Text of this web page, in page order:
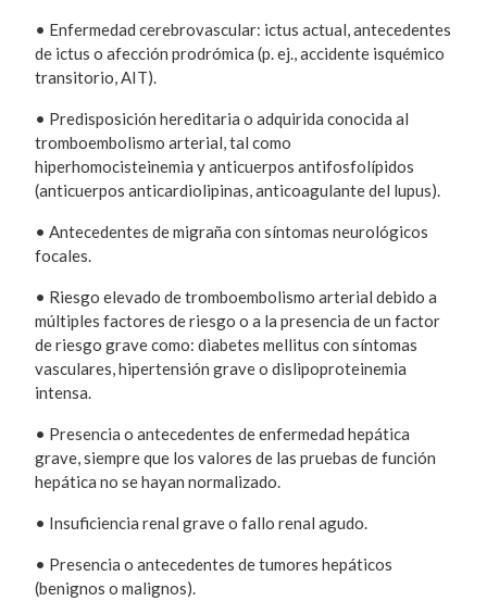
• Enfermedad cerebrovascular: ictus actual, antecedentes
de ictus o afección prodrómica (p. ej., accidente isquémico
transitorio, AIT).
• Predisposición hereditaria o adquirida conocida al
tromboembolismo arterial, tal como
hiperhomocisteinemia y anticuerpos antifosfolípidos
(anticuerpos anticardiolipinas, anticoagulante del lupus).
• Antecedentes de migraña con síntomas neurológicos
focales.
• Riesgo elevado de tromboembolismo arterial debido a
múltiples factores de riesgo o a la presencia de un factor
de riesgo grave como: diabetes mellitus con síntomas
vasculares, hipertensión grave o dislipoproteinemia
intensa.
• Presencia o antecedentes de enfermedad hepática
grave, siempre que los valores de las pruebas de función
hepática no se hayan normalizado.
• Insuficiencia renal grave o fallo renal agudo.
• Presencia o antecedentes de tumores hepáticos
(benignos o malignos).